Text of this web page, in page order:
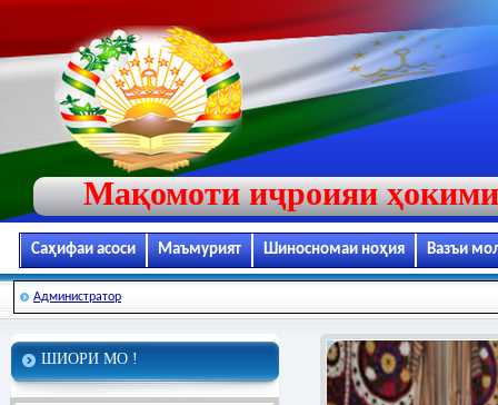
Мақомоти иҷроияи
Саҳифаи асоси Маъмурият Шиносномаи ноҳия Вазъи
Администратор
ШИОРИ МО !